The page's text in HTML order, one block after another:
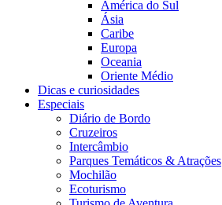
América do Sul
Ásia
Caribe
Europa
Oceania
Oriente Médio
Dicas e curiosidades
Especiais
Diário de Bordo
Cruzeiros
Intercâmbio
Parques Temáticos & Atrações
Mochilão
Ecoturismo